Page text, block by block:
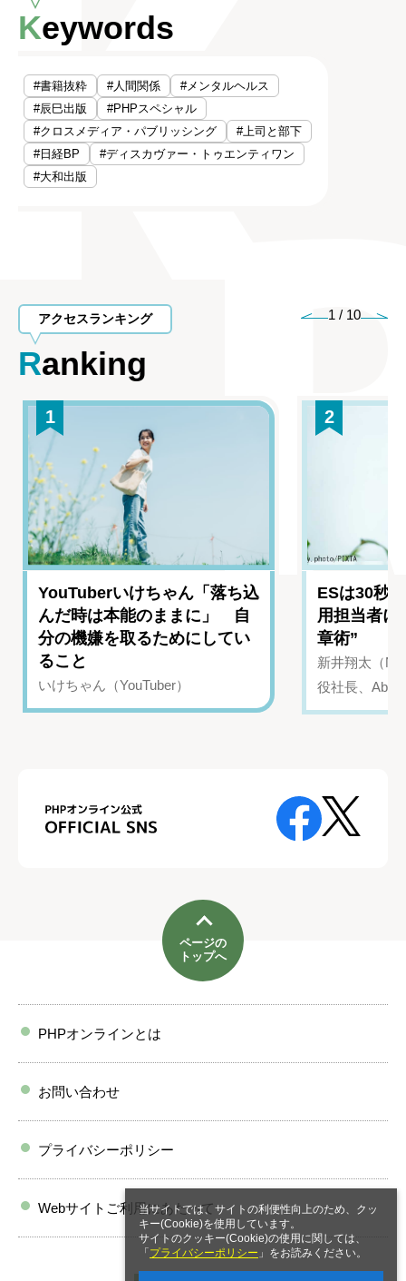
当サイトでは、サイトの利便性向上のため、クッ
キー(Cookie)を使用しています。
サイトのクッキー(Cookie)の使用に関しては、
「 プライバシーポリシー 」をお読みください。
Keywords
#書籍抜粋 #人間関係
#メンタルヘルス
#辰巳出版
#PHPスペシャル
#クロスメディア・パブリッシング
#上司と部下
#日経BP
#ディスカヴァー・トゥエンティワン
#大和出版
アクセスランキング
Ranking
1 / 10
1
YouTuberいけちゃん「落ち込
んだ時は本能のままに」 自
分の機嫌を取るためにしてい
ること
いけちゃん（YouTuber）
2
ESは30秒
用担当者に
章術”
新井翔太（
役社長、
ページの
トップへ
PHPオンラインとは
お問い合わせ
プライバシーポリシー
Webサイトご利用にあたって